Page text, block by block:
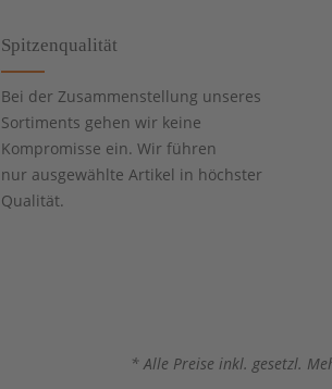
Spitzenqualität
Bei der Zusammenstellung unseres
Sortiments gehen wir keine
Kompromisse ein. Wir führen
nur ausgewählte Artikel in höchster
Qualität.
* Alle Preise inkl. gesetzl.